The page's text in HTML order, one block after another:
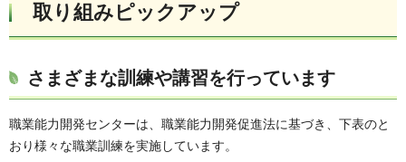
取り組みピックアップ
さまざまな訓練や講習を行っています
職業能力開発センターは、職業能力開発促進法に基づき、下表のと
おり様々な職業訓練を実施しています。